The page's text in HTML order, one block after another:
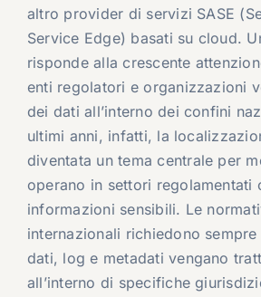
altro provider di servizi SASE
Service Edge) basati su cloud.
risponde alla crescente
enti regolatori e organizzazioni
dei dati all’interno dei confini
ultimi anni, infatti, la
diventata un tema centrale per
operano in settori regolamentati
informazioni sensibili. Le
internazionali richiedono
dati, log e metadati vengano
all’interno di specifiche